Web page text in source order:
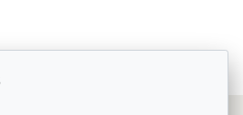
de Zermatt retrouve...